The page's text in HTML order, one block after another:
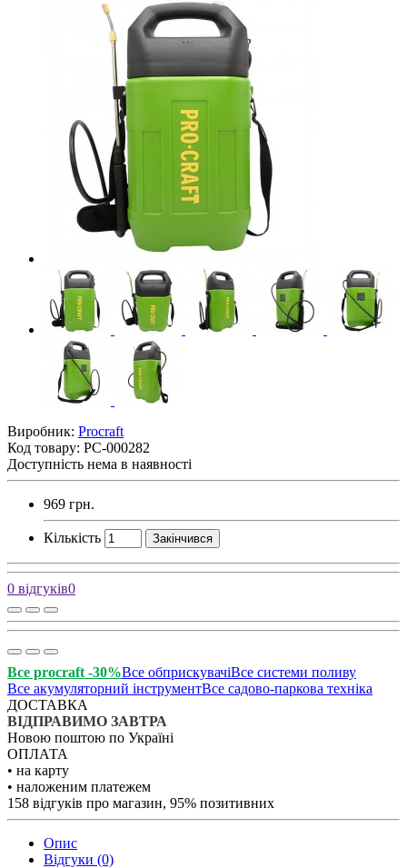
Виробник: Procraft
Код товару: PC-000282
Доступність нема в наявності
969 грн.
Кількість Закінчився
0 відгуків0
Все procraft -30%Все обприскувачіВсе системи поливу
Все акумуляторний інструментВсе садово-паркова техніка
ДОСТАВКА
ВІДПРАВИМО ЗАВТРА
Новою поштою по Україні
ОПЛАТА
• на карту
• наложеним платежем
158 відгуків про магазин, 95% позитивних
Опис
Відгуки (0)